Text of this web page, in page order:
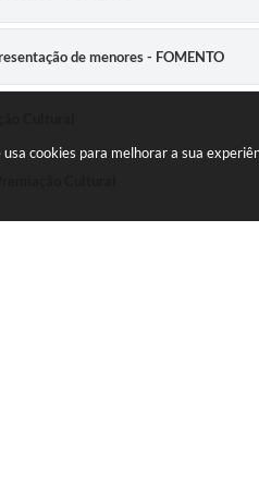
cookies para melhorar a sua
de menores - FOMENTO